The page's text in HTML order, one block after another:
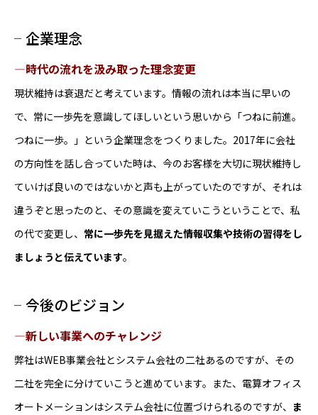
企業理念
―時代の流れを汲み取った理念変更
現状維持は衰退だと考えています。情報の流れは本当に早いの
で、常に一歩先を意識してほしいという思いから「つねに前進。
つねに一歩。」という企業理念をつくりました。2017年に会社
の方向性を話し合っていた時は、今のお客様を大切に現状維持し
ていけば良いのではないかと声も上がっていたのですが、それは
違うぞと思ったのと、その意識を変えていこうということで、私
の代で変更し、 常に一歩先を見据えた情報収集や技術の習得をし
ましょうと伝えています。
今後のビジョン
―新しい事業へのチャレンジ
弊社はWEB事業会社とシステム会社の二社あるのですが、その
二社を完全に分けていこうと進めています。また、電算オフィス
オートメーションはシステム会社に位置づけられるのですが、 ま